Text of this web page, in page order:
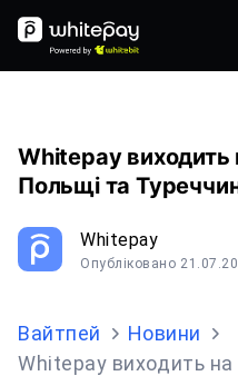
Whitepay виходить
Польщі та
Whitepay
Опубліковано
Вайтпей
Новини
Whitepay виходить на